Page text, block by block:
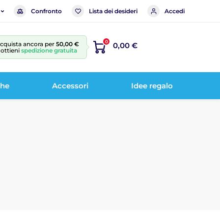
Confronto Lista dei desideri Accedi
ancora per 50,00 €
ottieni spedizione gratuita
0 0,00 €
Accessori Idee regalo